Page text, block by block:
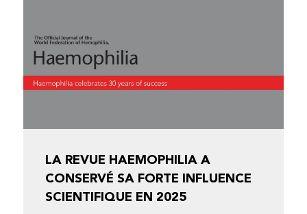
LA REVUE HAEMOPHILIA A
CONSERVÉ SA FORTE INFLUENCE
SCIENTIFIQUE EN 2025